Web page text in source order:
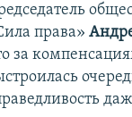
права»
за